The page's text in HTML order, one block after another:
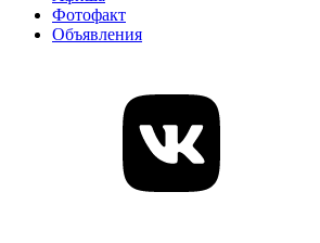
Фотофакт
Объявления